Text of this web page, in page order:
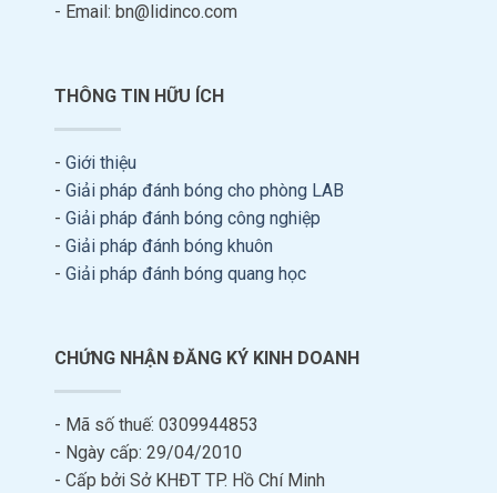
- Email: bn@lidinco.com
THÔNG TIN HỮU ÍCH
- Giới thiệu
- Giải pháp đánh bóng cho phòng LAB
- Giải pháp đánh bóng công nghiệp
- Giải pháp đánh bóng khuôn
- Giải pháp đánh bóng quang học
CHỨNG NHẬN ĐĂNG KÝ KINH DOANH
- Mã số thuế: 0309944853
- Ngày cấp: 29/04/2010
- Cấp bởi Sở KHĐT TP. Hồ Chí Minh